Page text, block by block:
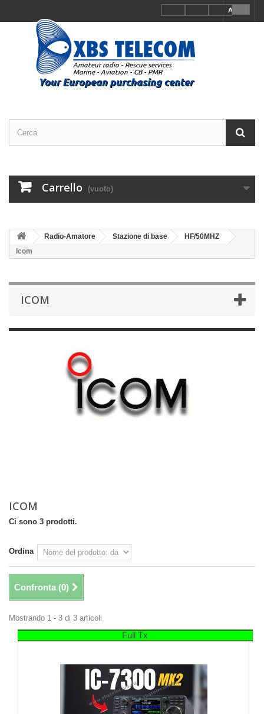
Accedi
Carrello (vuoto)
Radio-Amatore Stazione di base
HF/50MHZ
Icom
ICOM
ICOM
Ci sono 3 prodotti.
Ordina
Confronta (0)
Mostrando 1 - 3 di 3 articoli
Full Tx